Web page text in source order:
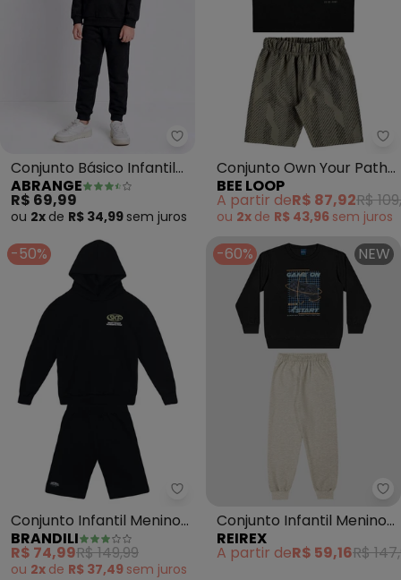
Abrange - Conjunto Básico
Conjunto Básico Infantil
Menino (Preto)
ABRANGE
R$ 69,99
ou 2x de R$ 34,99 sem juros
Conjunto Own Your Path
Infantil Preto
BEE LOOP
A partir deR$ 87,92R$
ou 2x de R$ 43,96 sem juros
-50%
Brandili - Conjunto Infantil
Conjunto Infantil Menino
de Skate (Preto)
BRANDILI
R$ 74,99R$ 149,99
ou 2x de R$ 37,49 sem juros
-60% NEW
Conjunto Infantil Menino
Blusão Estampa Game e
Calça (Preto)
REIREX
A partir deR$ 59,16R$